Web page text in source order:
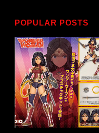
POPULAR POSTS